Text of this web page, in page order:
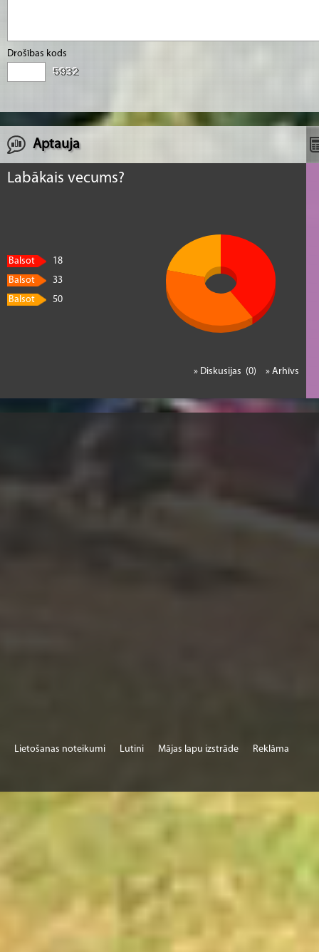
Drošības kods
Aptauja
Labākais vecums?
Balsot
18
Balsot
33
Balsot
50
» Arhīvs
» Diskusijas (0)
Lietošanas noteikumi Lutini Mājas lapu izstrāde Reklāma